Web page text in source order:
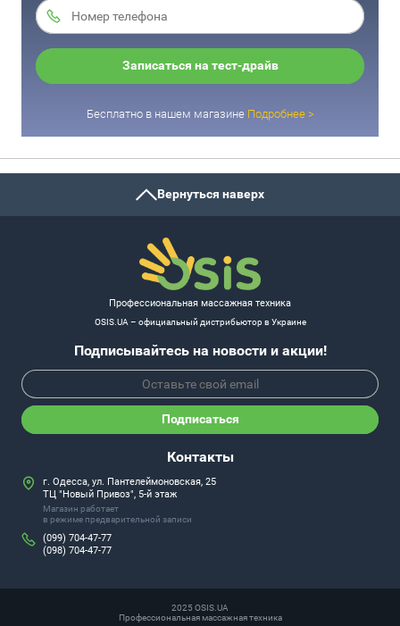
Записаться на тест-драйв
Бесплатно в нашем магазине Подробнее >
Вернуться наверх
Профессиональная массажная техника
OSIS.UA – официальный дистрибьютор в Украине
Подписывайтесь на новости и акции!
Подписаться
Контакты
г. Одесса, ул. Пантелеймоновская, 25
ТЦ "Новый Привоз", 5-й этаж
Магазин работает
в режиме предварительной записи
(099) 704-47-77
(098) 704-47-77
2025 OSIS.UA
Профессиональная массажная техника